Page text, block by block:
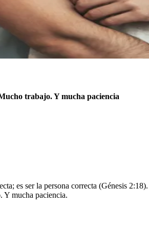
trabajo. Y mucha paciencia
es ser la persona correcta (Génesis
Y mucha paciencia.